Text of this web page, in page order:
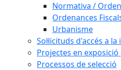
Normativa /
Ordenances
Urbanisme
Sol·licituds d'accés a
Projectes en exposició
Processos de selecció